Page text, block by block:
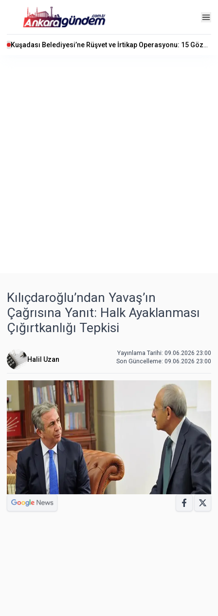
Kılıçdaroğlu’ndan Yavaş’ın
Çağrısına Yanıt: Halk Ayaklanması
Çığırtkanlığı Tepkisi
Halil Uzan
Yayınlama Tarihi: 09.06.2026 23:00
Son Güncelleme: 09.06.2026 23:00